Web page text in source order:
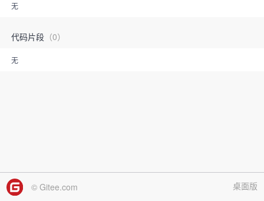
无
代码片段 （0）
无
© Gitee.com 桌面版